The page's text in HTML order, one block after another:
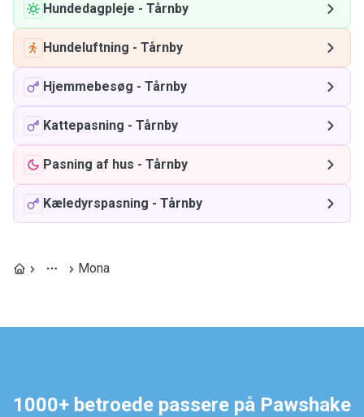
Hundedagpleje - Tårnby
Hundeluftning - Tårnby
Hjemmebesøg - Tårnby
Kattepasning - Tårnby
Pasning af hus - Tårnby
Kæledyrspasning - Tårnby
Mona
1000+ betroede passere på Pawshake